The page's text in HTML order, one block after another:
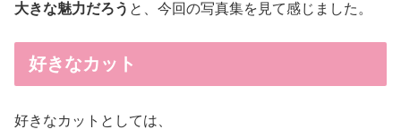
大きな魅力だろう と、今回の写真集を見て感じました。
好きなカット
好きなカットとしては、